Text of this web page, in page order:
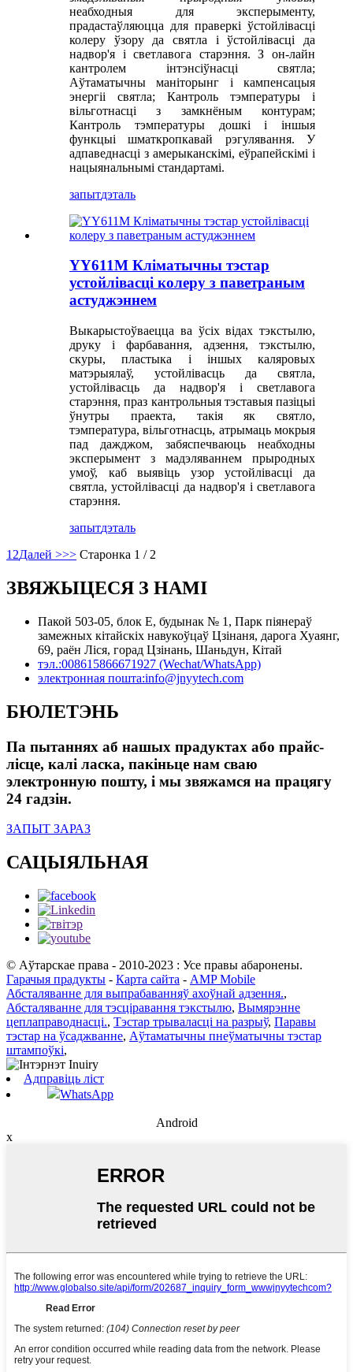
неабходныя для эксперыменту,
прадастаўляюцца для праверкі ўстойлівасці
колеру ўзору да святла і ўстойлівасці да
надвор'я і светлавога старэння. З он-лайн
кантролем інтэнсіўнасці святла;
Аўтаматычны маніторынг і кампенсацыя
энергіі святла; Кантроль тэмпературы і
вільготнасці з замкнёным контурам;
Кантроль тэмпературы дошкі і іншыя
функцыі шматкропкавай рэгулявання. У
адпаведнасці з амерыканскімі, еўрапейскімі і
нацыянальнымі стандартамі.
запытдэталь
YY611M Кліматычны тэстар
устойлівасці колеру з паветраным
астуджэннем
Выкарыстоўваецца ва ўсіх відах тэкстылю,
друку і фарбавання, адзення, тэкстылю,
скуры, пластыка і іншых каляровых
матэрыялаў, устойлівасць да святла,
устойлівасць да надвор'я і светлавога
старэння, праз кантрольныя тэставыя пазіцыі
ўнутры праекта, такія як святло,
тэмпература, вільготнасць, атрымаць мокрыя
пад дажджом, забяспечваюць неабходны
эксперымент з мадэляваннем прыродных
умоў, каб выявіць узор устойлівасці да
святла, устойлівасці да надвор'я і светлавога
старэння.
запытдэталь
1 2Далей >>> Старонка 1 / 2
ЗВЯЖЫЦЕСЯ З НАМІ
Пакой 503-05, блок E, будынак № 1, Парк піянераў
замежных кітайскіх навукоўцаў Цзінаня, дарога Хуаянг,
69, раён Ліся, горад Цзінань, Шаньдун, Кітай
тэл.:008615866671927 (Wechat/WhatsApp)
электронная пошта:info@jnyytech.com
БЮЛЕТЭНЬ
Па пытаннях аб нашых прадуктах або прайс-
лісце, калі ласка, пакіньце нам сваю
электронную пошту, і мы звяжамся на працягу
24 гадзін.
ЗАПЫТ ЗАРАЗ
САЦЫЯЛЬНАЯ
© Аўтарскае права - 2010-2023 : Усе правы абаронены.
Гарачыя прадукты - Карта сайта - AMP Mobile
Абсталяванне для выпрабаванняў ахоўнай адзення.,
Абсталяванне для тэсціравання тэкстылю, Вымярэнне
цеплаправоднасці., Тэстар трываласці на разрыў, Паравы
тэстар на ўсаджванне, Аўтаматычны пнеўматычны тэстар
штампоўкі,
Адправіць ліст
WhatsApp
Android
x